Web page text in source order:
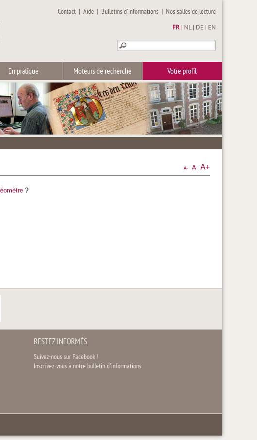
Contact |Aide | Bulletins d'informations | Nos salles de lecture
FR NL| DE EN
En pratique Moteurs de recherche Votre profil
?
RESTEZ INFORMÉS
Suivez-nous sur Facebook !
Inscrivez-vous à notre bulletin d'informations